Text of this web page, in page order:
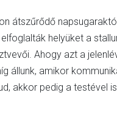
átszűrődő
helyüket a
Ahogy azt a
állunk, amikor
akkor pedig a testével